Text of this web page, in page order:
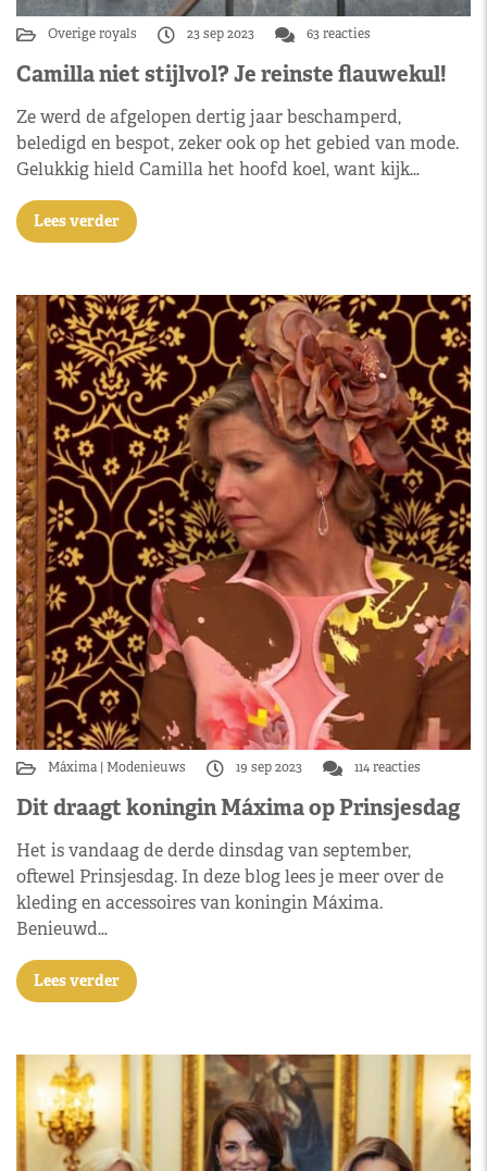
Overige royals 23 sep 2023 63 reacties
Camilla niet stijlvol? Je reinste flauwekul!
Ze werd de afgelopen dertig jaar beschamperd,
beledigd en bespot, zeker ook op het gebied van mode.
Gelukkig hield Camilla het hoofd koel, want kijk…
Lees verder
Máxima Modenieuws 19 sep 2023 114 reacties
Dit draagt koningin Máxima op Prinsjesdag
Het is vandaag de derde dinsdag van september,
oftewel Prinsjesdag. In deze blog lees je meer over de
kleding en accessoires van koningin Máxima.
Benieuwd…
Lees verder